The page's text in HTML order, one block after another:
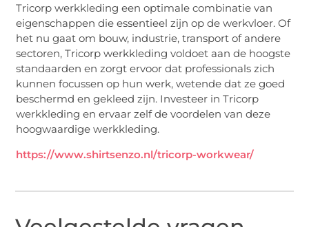
Tricorp werkkleding een optimale combinatie van
eigenschappen die essentieel zijn op de werkvloer. Of
het nu gaat om bouw, industrie, transport of andere
sectoren, Tricorp werkkleding voldoet aan de hoogste
standaarden en zorgt ervoor dat professionals zich
kunnen focussen op hun werk, wetende dat ze goed
beschermd en gekleed zijn. Investeer in Tricorp
werkkleding en ervaar zelf de voordelen van deze
hoogwaardige werkkleding.
https://www.shirtsenzo.nl/tricorp-workwear/